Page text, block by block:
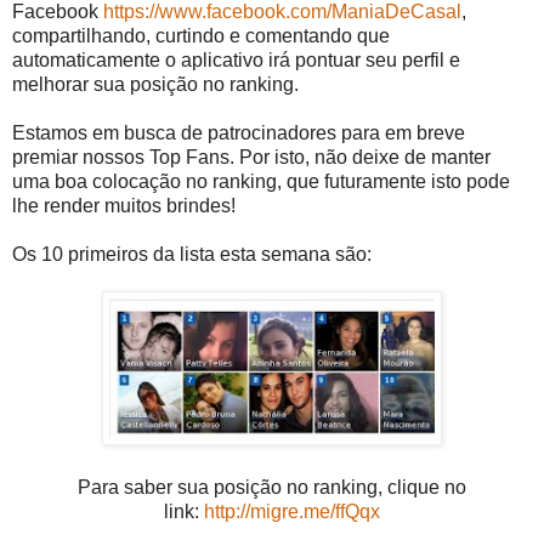
Facebook https://www.facebook.com/ManiaDeCasal ,
compartilhando, curtindo e comentando que
automaticamente o aplicativo irá pontuar seu perfil e
melhorar sua posição no ranking.
Estamos em busca de patrocinadores para em breve
premiar nossos Top Fans. Por isto, não deixe de manter
uma boa colocação no ranking, que futuramente isto pode
lhe render muitos brindes!
Os 10 primeiros da lista esta semana são:
Para saber sua posição no ranking, clique no
link: http://migre.me/ffQqx